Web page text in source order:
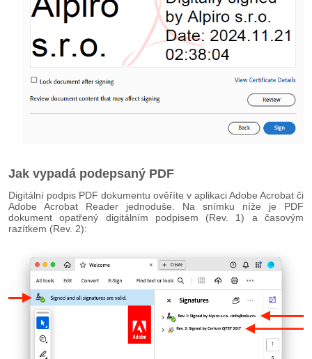
Jak vypadá podepsaný PDF
Digitální podpis PDF dokumentu ověříte v aplikaci Adobe Acrobat či
Adobe Acrobat Reader jednoduše. Na snímku níže je PDF
dokument opatřený digitálním podpisem (Rev. 1) a časovým
razítkem (Rev. 2):